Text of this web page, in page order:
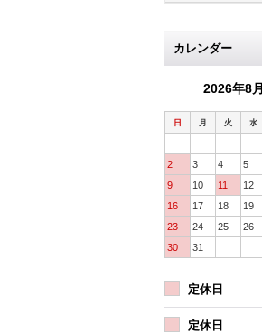
カレンダー
2026年8月
日 月 火 水
2
3 4 5
9
10 11 12
16
17 18 19
23
24 25 26
30
31
定休日
定休日